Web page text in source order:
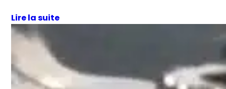
Lire la suite